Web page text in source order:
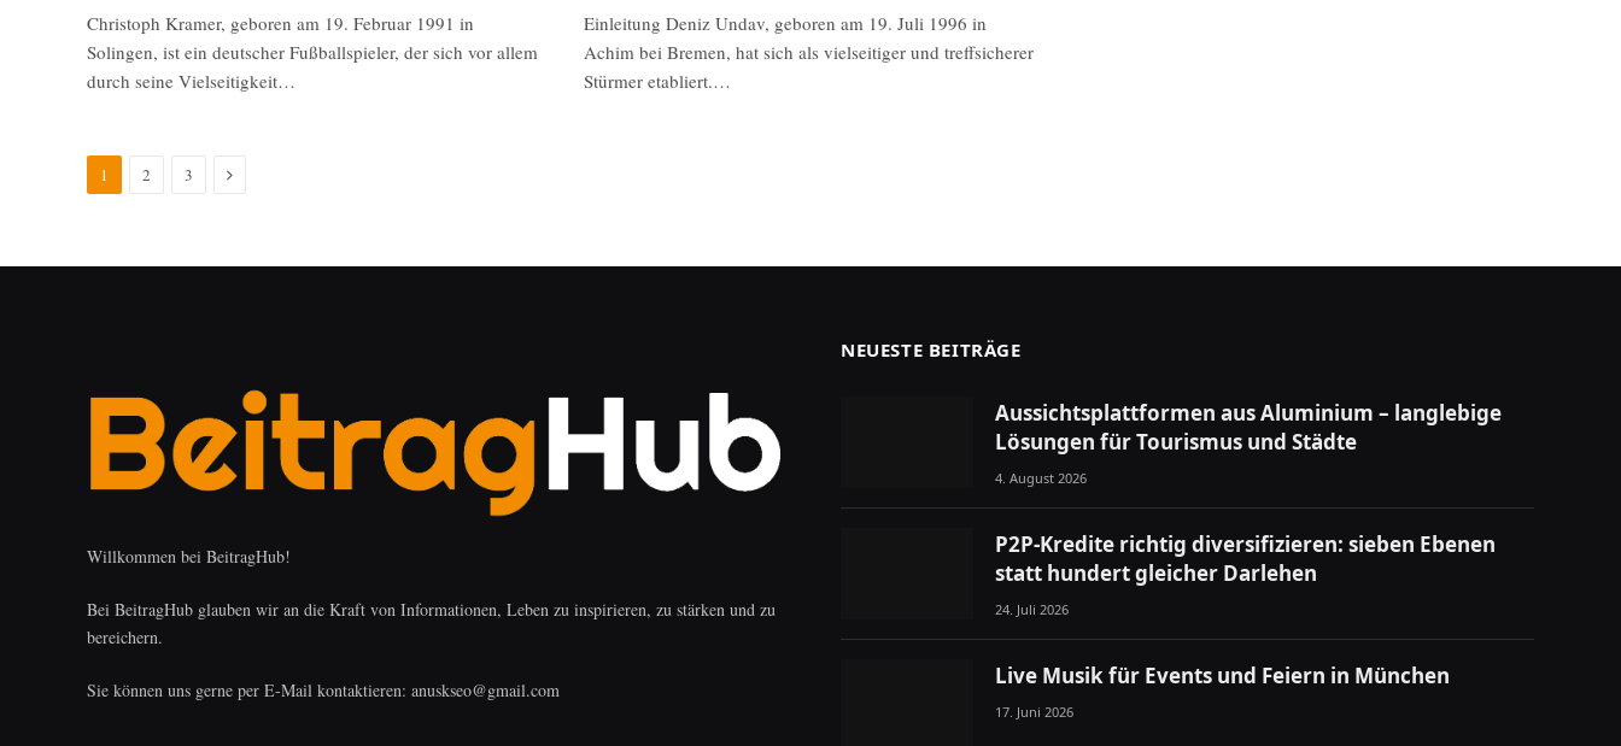
Christoph Kramer, geboren am 19. Februar 1991 in
Solingen, ist ein deutscher Fußballspieler, der sich vor allem
durch seine Vielseitigkeit…
Einleitung Deniz Undav, geboren am 19. Juli 1996 in
Achim bei Bremen, hat sich als vielseitiger und treffsicherer
Stürmer etabliert.…
1 2 3 Next
Willkommen bei BeitragHub!
Bei BeitragHub glauben wir an die Kraft von Informationen, Leben zu inspirieren, zu stärken und zu
bereichern.
Sie können uns gerne per E-Mail kontaktieren: anuskseo@gmail.com
NEUESTE BEITRÄGE
Aussichtsplattformen aus Aluminium – langlebige
Lösungen für Tourismus und Städte
4. August 2026
P2P-Kredite richtig diversifizieren: sieben Ebenen
statt hundert gleicher Darlehen
24. Juli 2026
Live Musik für Events und Feiern in München
17. Juni 2026